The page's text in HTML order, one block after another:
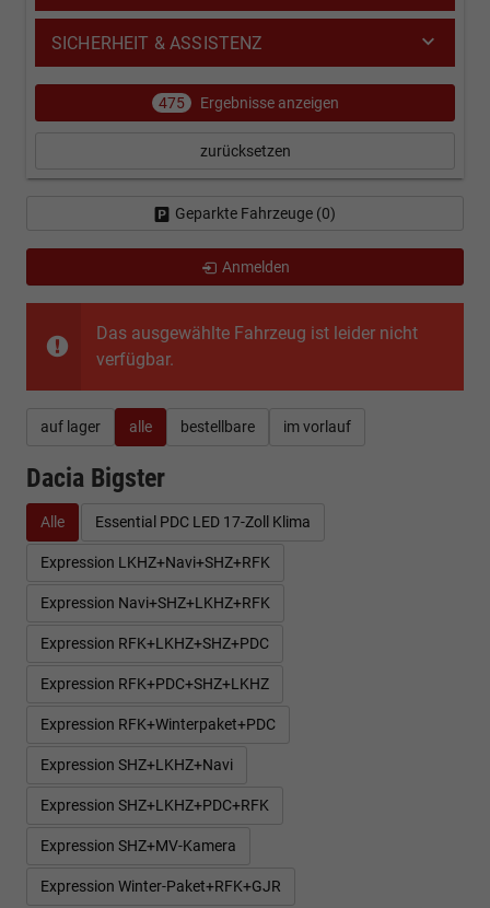
Das ausgewählte Fahrzeug ist leider nicht
verfügbar.
auf lager alle bestellbare im vorlauf
Dacia Bigster
Alle Essential PDC LED 17-Zoll Klima
Expression LKHZ+Navi+SHZ+RFK
Expression Navi+SHZ+LKHZ+RFK
Expression RFK+LKHZ+SHZ+PDC
Expression RFK+PDC+SHZ+LKHZ
Expression RFK+Winterpaket+PDC
Expression SHZ+LKHZ+Navi
Expression SHZ+LKHZ+PDC+RFK
Expression SHZ+MV-Kamera
Expression Winter-Paket+RFK+GJR
SICHERHEIT & ASSISTENZ
475 Ergebnisse anzeigen
zurücksetzen
Geparkte Fahrzeuge (0)
Anmelden